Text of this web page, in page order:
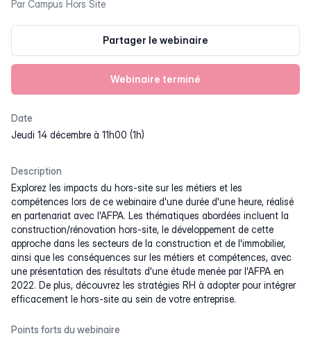
Par Campus Hors Site
Partager le webinaire
Webinaire terminé
Date
jeudi 14 décembre à 11h00 (1h)
Description
Explorez les impacts du hors-site sur les métiers et les
compétences lors de ce webinaire d'une durée d'une heure, réalisé
en partenariat avec l'AFPA. Les thématiques abordées incluent la
construction/rénovation hors-site, le développement de cette
approche dans les secteurs de la construction et de l'immobilier,
ainsi que les conséquences sur les métiers et compétences, avec
une présentation des résultats d'une étude menée par l'AFPA en
2022. De plus, découvrez les stratégies RH à adopter pour intégrer
efficacement le hors-site au sein de votre entreprise.
Points forts du webinaire